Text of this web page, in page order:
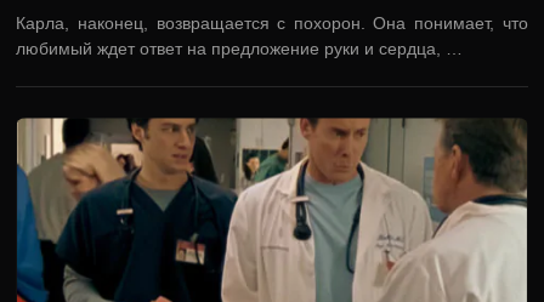
Карла, наконец, возвращается с похорон. Она понимает, что
любимый ждет ответ на предложение руки и сердца, …